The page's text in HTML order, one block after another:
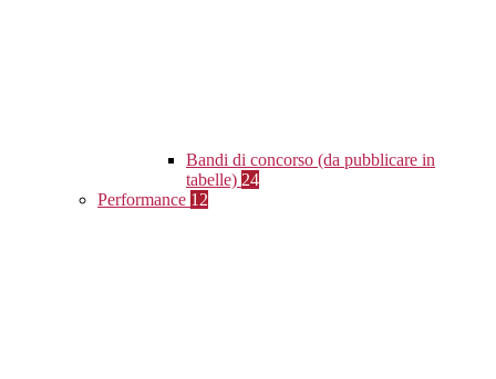
Bandi di concorso (da pubblicare in
tabelle) 24
Performance 12